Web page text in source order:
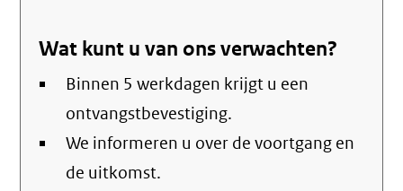
Wat kunt u van ons verwachten?
Binnen 5 werkdagen krijgt u een
ontvangstbevestiging.
We informeren u over de voortgang en
de uitkomst.